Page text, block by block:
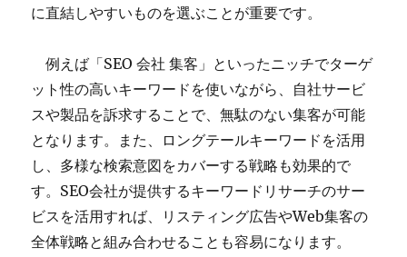
に直結しやすいものを選ぶことが重要です。
例えば「SEO 会社 集客」といったニッチでターゲ
ット性の高いキーワードを使いながら、自社サービ
スや製品を訴求することで、無駄のない集客が可能
となります。また、ロングテールキーワードを活用
し、多様な検索意図をカバーする戦略も効果的で
す。SEO会社が提供するキーワードリサーチのサー
ビスを活用すれば、リスティング広告やWeb集客の
全体戦略と組み合わせることも容易になります。